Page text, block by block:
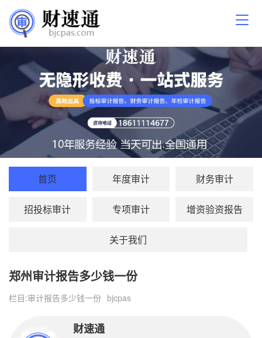
首页 年度审计 财务审计
招投标审计 专项审计 增资验资报告
关于我们
郑州审计报告多少钱一份
栏目:审计报告多少钱一份 bjcpas
财速通